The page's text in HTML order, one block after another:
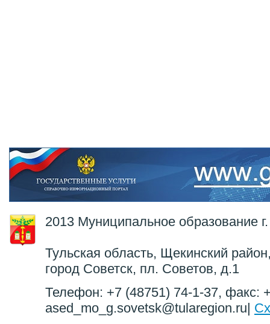
2013 Муниципальное образование
Тульская область, Щекинский
город Советск, пл. Советов, д.1
Телефон: +7 (48751) 74-1-37, факс:
ased_mo_g.sovetsk@tularegion.ru|